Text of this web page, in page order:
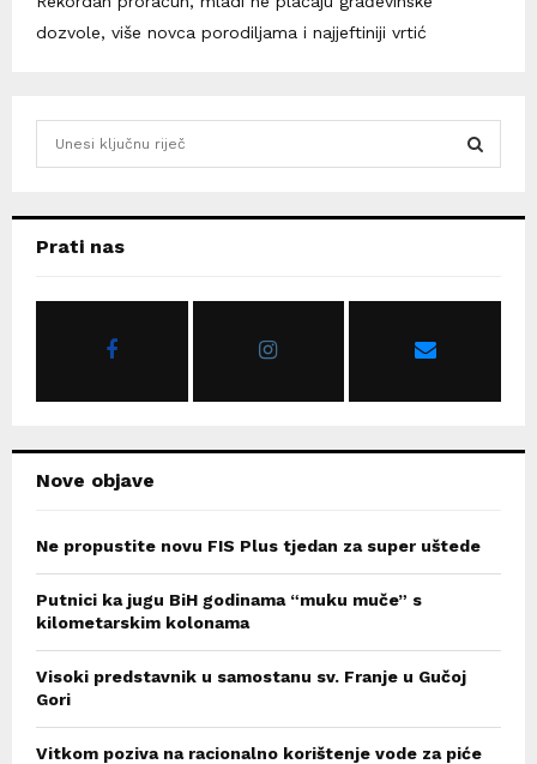
dozvole, više novca porodiljama i najjeftiniji vrtić
hPrati nas
Nove objave
Ne propustite novu FIS Plus tjedan za super uštede
Putnici ka jugu BiH godinama “muku muče” s
kilometarskim kolonama
Visoki predstavnik u samostanu sv. Franje u Gučoj
Gori
Vitkom poziva na racionalno korištenje vode za piće